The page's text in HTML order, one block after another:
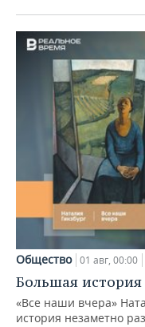
Общество 01 авг, 00:00
Большая
«Все наши вчера»
история незаметно